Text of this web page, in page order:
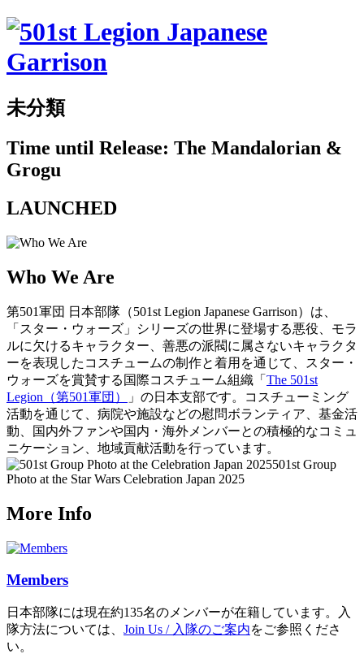
未分類
Time until Release: The Mandalorian &
Grogu
LAUNCHED
Who We Are
第501軍団 日本部隊（501st Legion Japanese Garrison）は、
「スター・ウォーズ」シリーズの世界に登場する悪役、モラ
ルに欠けるキャラクター、善悪の派閥に属さないキャラクタ
ーを表現したコスチュームの制作と着用を通じて、スター・
ウォーズを賞賛する国際コスチューム組織「 The 501st
Legion（第501軍団）
」の日本支部です。コスチューミング
活動を通じて、病院や施設などの慰問ボランティア、基金活
動、国内外ファンや国内・海外メンバーとの積極的なコミュ
ニケーション、地域貢献活動を行っています。
501st Group
Photo at the Star Wars Celebration Japan 2025
More Info
Members
日本部隊には現在約135名のメンバーが在籍しています。入
隊方法については、 Join Us / 入隊のご案内をご参照くださ
い。